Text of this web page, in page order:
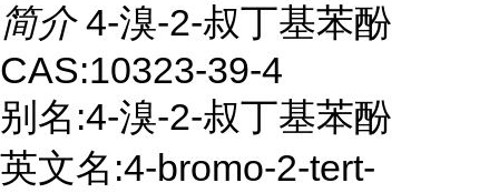
简介 4-溴-2-叔丁基苯酚
CAS:10323-39-4
别名:4-溴-2-叔丁基苯酚
英文名:4-bromo-2-tert-